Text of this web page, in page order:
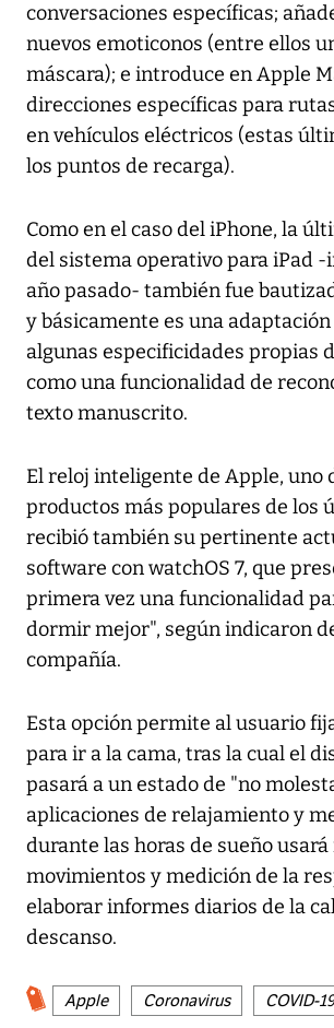
conversaciones específicas;
nuevos emoticonos (entre ellos
máscara); e introduce en Apple
direcciones específicas para
en vehículos eléctricos (estas
los puntos de recarga).
Como en el caso del iPhone, la
del sistema operativo para iPad
año pasado- también fue
y básicamente es una adaptación
algunas especificidades propias
como una funcionalidad de
texto manuscrito.
El reloj inteligente de Apple, uno
productos más populares de los
recibió también su pertinente
software con watchOS 7, que
primera vez una funcionalidad
dormir mejor", según indicaron
compañía.
Esta opción permite al usuario
para ir a la cama, tras la cual el
pasará a un estado de "no
aplicaciones de relajamiento y
durante las horas de sueño
movimientos y medición de la
elaborar informes diarios de la
descanso.
Apple Coronavirus COVID-19